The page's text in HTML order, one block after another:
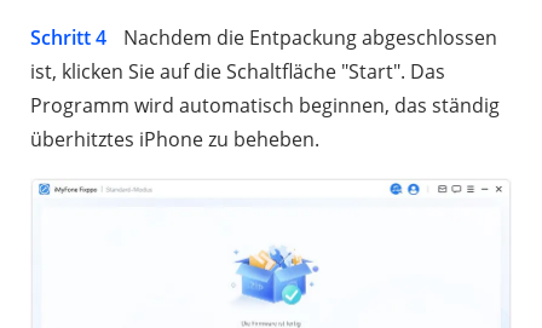
Schritt 4
Nachdem die Entpackung abgeschlossen
ist, klicken Sie auf die Schaltfläche "Start". Das
Programm wird automatisch beginnen, das ständig
überhitztes iPhone zu beheben.